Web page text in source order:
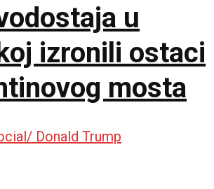
u
izronili ostaci
mosta